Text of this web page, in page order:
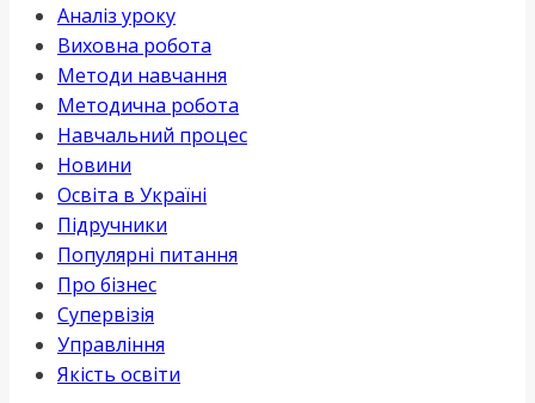
Аналіз уроку
Виховна робота
Методи навчання
Методична робота
Навчальний процес
Новини
Освіта в Україні
Підручники
Популярні питання
Про бізнес
Супервізія
Управління
Якість освіти